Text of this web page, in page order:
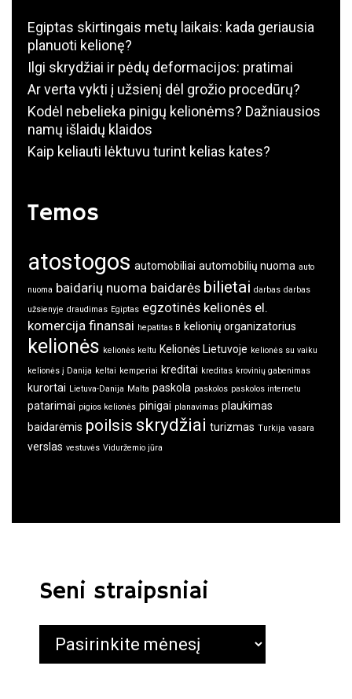
Egiptas skirtingais metų laikais: kada geriausia
planuoti kelionę?
Ilgi skrydžiai ir pėdų deformacijos: pratimai
Ar verta vykti į užsienį dėl grožio procedūrų?
Kodėl nebelieka pinigų kelionėms? Dažniausios
namų išlaidų klaidos
Kaip keliauti lėktuvu turint kelias kates?
Temos
atostogos automobiliai automobilių nuoma auto
nuoma baidarių nuoma baidarės bilietai darbas darbas
užsienyje draudimas Egiptas egzotinės kelionės el.
komercija finansai hepatitas B kelionių organizatorius
kelionės kelionės keltu Kelionės Lietuvoje kelionės su vaiku
kelionės į Danija keltai kemperiai kreditai kreditas krovinių gabenimas
kurortai Lietuva-Danija Malta paskola paskolos paskolos internetu
patarimai pigios kelionės pinigai planavimas plaukimas
baidarėmis poilsis skrydžiai turizmas Turkija vasara
verslas vestuvės Viduržemio jūra
Seni straipsniai
straipsniai